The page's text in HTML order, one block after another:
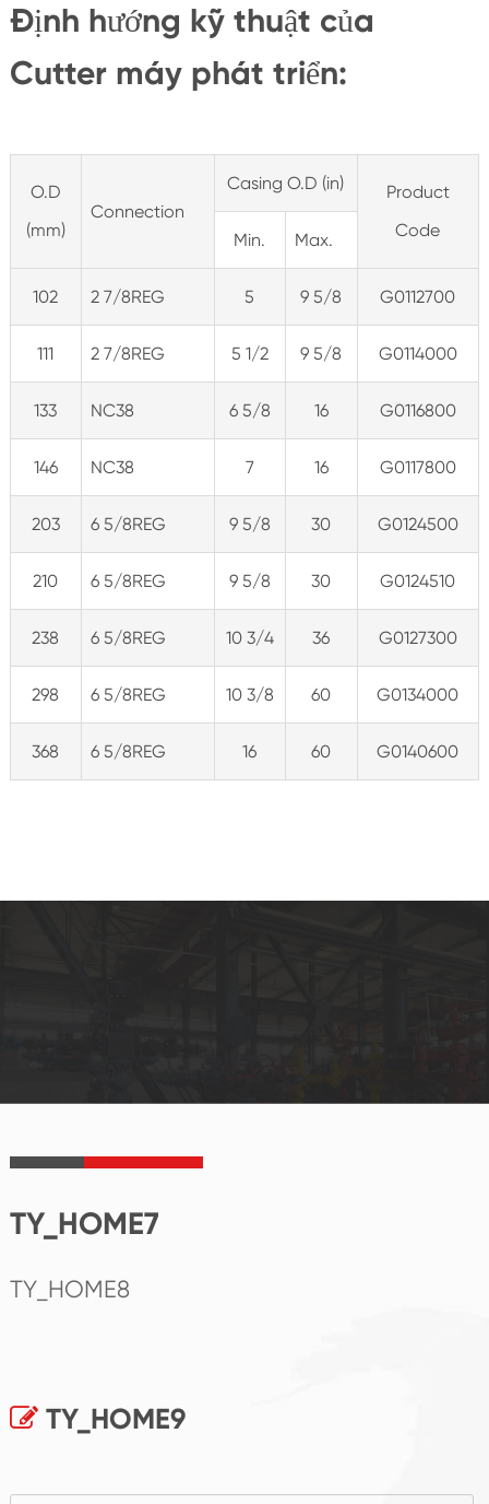
Định hướng kỹ thuật của
Cutter máy phát triển:
O.D
(mm)
Connection
Casing O.D (in)
Product
Code
Min. Max.
102 2 7/8REG 5 9 5/8 G0112700
111 2 7/8REG 5 1/2 9 5/8 G0114000
133 NC38 6 5/8 16 G0116800
146 NC38 7 16 G0117800
203 6 5/8REG 9 5/8 30 G0124500
210 6 5/8REG 9 5/8 30 G0124510
238 6 5/8REG 10 3/4 36 G0127300
298 6 5/8REG 10 3/8 60 G0134000
368 6 5/8REG 16 60 G0140600
TY_HOME7
TY_HOME8
TY_HOME9